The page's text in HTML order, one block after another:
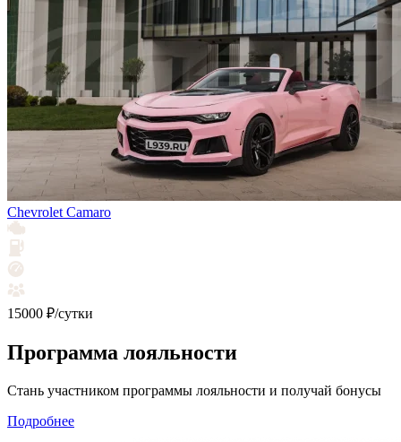
Chevrolet Camaro
15000 ₽/сутки
Программа лояльности
Стань участником программы лояльности и получай бонусы
Подробнее